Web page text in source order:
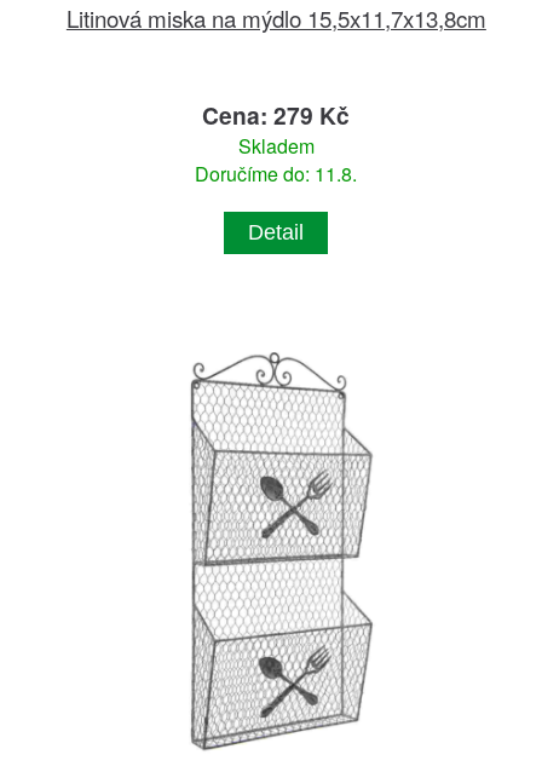
Litinová miska na mýdlo 15,5x11,7x13,8cm
Cena: 279 Kč
Skladem
Doručíme do: 11.8.
Detail